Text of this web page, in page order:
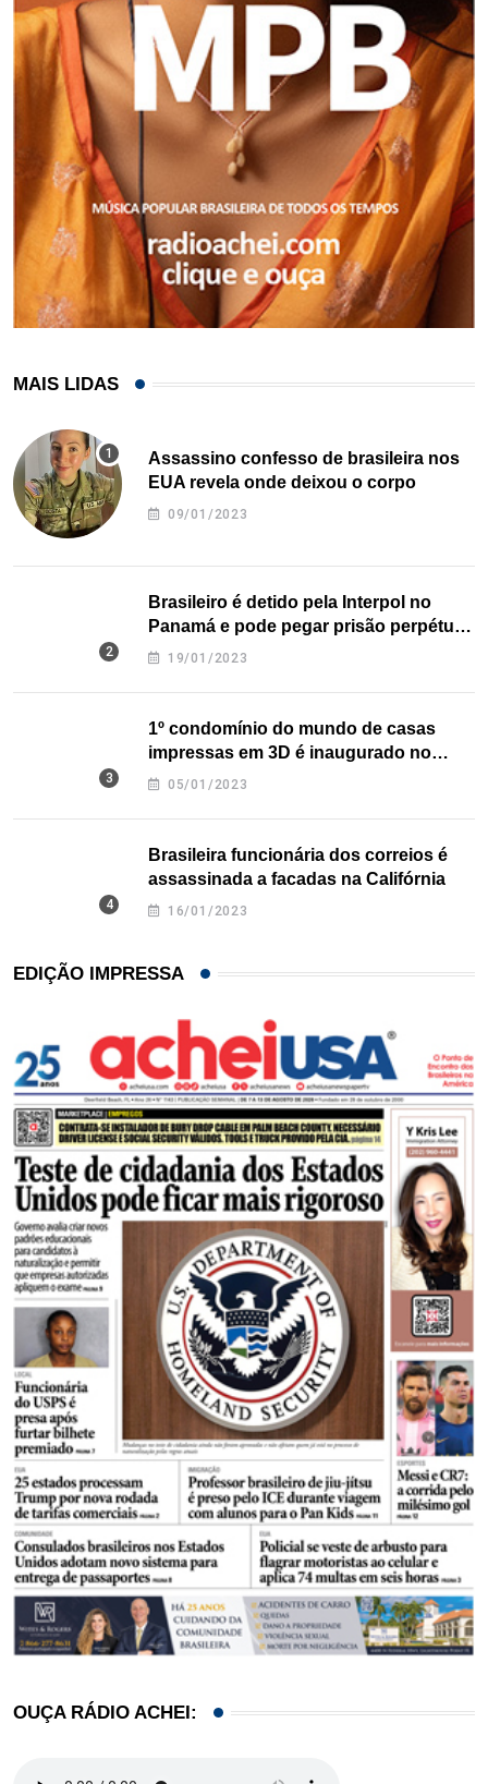
MAIS LIDAS
Assassino confesso de brasileira nos
EUA revela onde deixou o corpo
09/01/2023
Brasileiro é detido pela Interpol no
Panamá e pode pegar prisão perpétua
nos EUA
19/01/2023
1º condomínio do mundo de casas
impressas em 3D é inaugurado no
Texas
05/01/2023
Brasileira funcionária dos correios é
assassinada a facadas na Califórnia
16/01/2023
EDIÇÃO IMPRESSA
OUÇA RÁDIO ACHEI: